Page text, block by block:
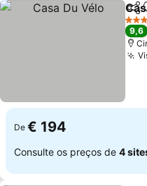
4
9,6
De € 194
Consulte os preços de 4